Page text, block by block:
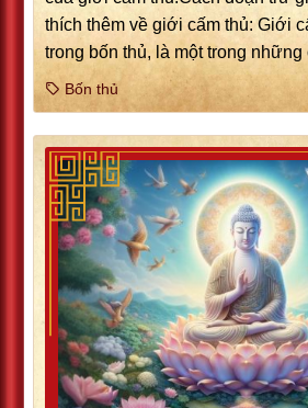
thích thêm về giới cấm thủ: Giới
trong bốn thủ, là một trong
Bốn thủ